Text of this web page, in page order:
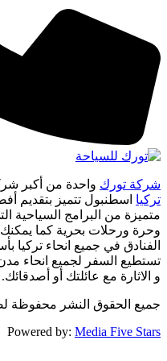
شركة تورك واحدة من أكبر
تركيا اسطنبول تتميز بتقديم
متميزة من البرامج السياحية
وحرة ورحلات بحرية كما
الفنادق في جميع انحاء تركيا
تستطيع السفر لجميع انحاء
و الاثارة مع عائلتك أو أصدقائك.
جميع الحقوق النشر محفوظة
Powered by: Media Five Stars